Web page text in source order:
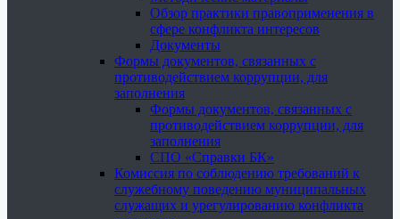
Обзор практики правоприменения в
сфере конфликта интересов
Документы
Формы документов, связанных с
противодействием коррупции, для
заполнения
Формы документов, связанных с
противодействием коррупции, для
заполнения
СПО «Справки БК»
Комиссия по соблюдению требований к
служебному поведению муниципальных
служащих и урегулированию конфликта